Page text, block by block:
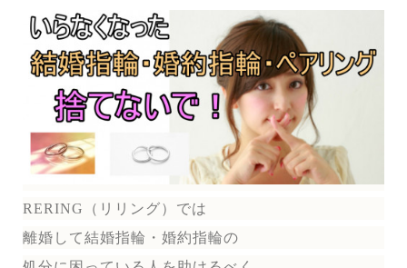
RERING（リリング） では
離婚して結婚指輪・婚約指輪の